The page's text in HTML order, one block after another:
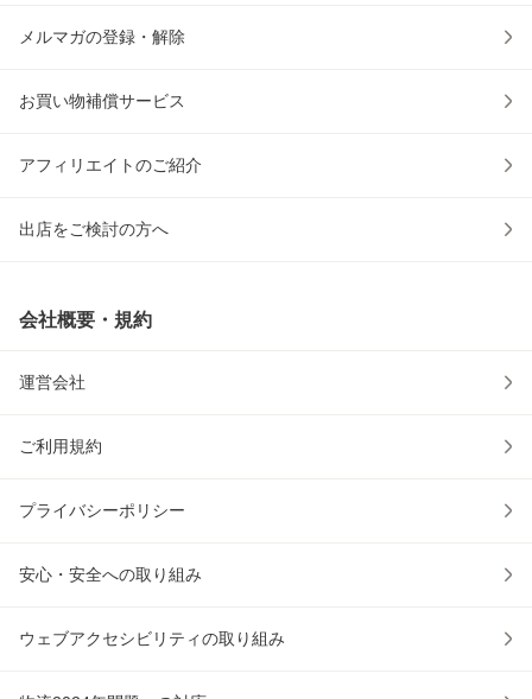
メルマガの登録・解除
お買い物補償サービス
アフィリエイトのご紹介
出店をご検討の方へ
会社概要・規約
運営会社
ご利用規約
プライバシーポリシー
安心・安全への取り組み
ウェブアクセシビリティの取り組み